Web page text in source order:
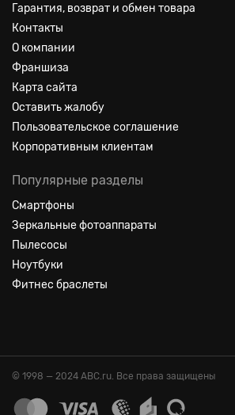
Гарантия, возврат и обмен товара
Контакты
О компании
Франшиза
Карта сайта
Оставить жалобу
Пользовательское соглашение
Корпоративным клиентам
Популярные разделы
Смартфоны
Зеркальные фотоаппараты
Пылесосы
Ноутбуки
Фитнес браслеты
© 1998 — 2024 ABC.ru. Все права защищены